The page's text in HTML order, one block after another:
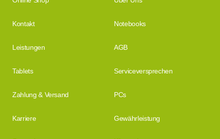
Kontakt Notebooks
Leistungen AGB
Tablets Serviceversprechen
Zahlung & Versand PCs
Karriere Gewährleistung